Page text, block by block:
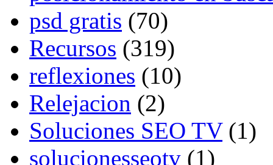
psd gratis (70)
Recursos (319)
reflexiones (10)
Relejacion (2)
Soluciones SEO TV(1)
solucionesseotv (1)